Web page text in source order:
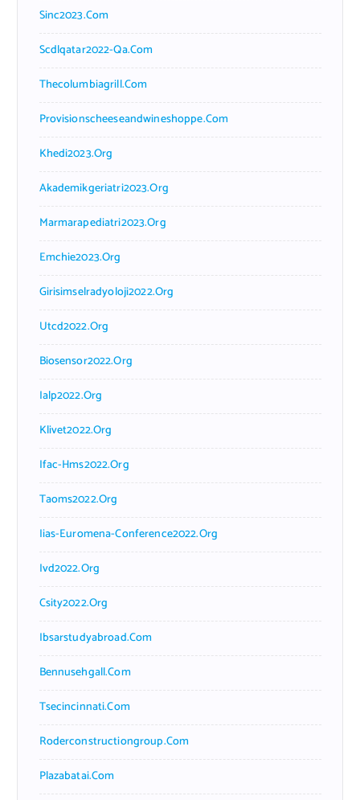
Sinc2023.com
Scdlqatar2022-Qa.com
Thecolumbiagrill.com
Provisionscheeseandwineshoppe.com
Khedi2023.org
Akademikgeriatri2023.org
Marmarapediatri2023.org
Emchie2023.org
Girisimselradyoloji2022.org
Utcd2022.org
Biosensor2022.org
Ialp2022.org
Klivet2022.org
Ifac-Hms2022.org
Taoms2022.org
Iias-Euromena-Conference2022.org
Ivd2022.org
Csity2022.org
Ibsarstudyabroad.com
Bennusehgall.com
Tsecincinnati.com
Roderconstructiongroup.com
Plazabatai.com